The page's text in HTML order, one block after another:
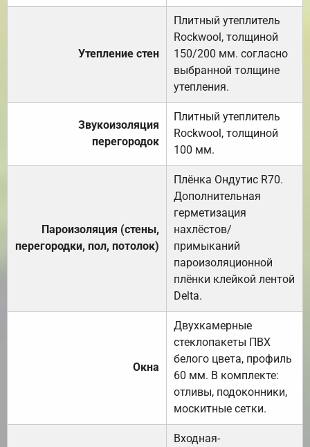
Утепление стен
Плитный утеплитель
Rockwool, толщиной
150/200 мм. согласно
выбранной толщине
утепления.
Звукоизоляция
перегородок
Плитный утеплитель
Rockwool, толщиной
100 мм.
Пароизоляция (стены,
перегородки, пол, потолок)
Плёнка Ондутис R70.
Дополнительная
герметизация
нахлёстов/
примыканий
пароизоляционной
плёнки клейкой лентой
Delta.
Окна
Двухкамерные
стеклопакеты ПВХ
белого цвета, профиль
60 мм. В комплекте:
отливы, подоконники,
москитные сетки.
Входная-